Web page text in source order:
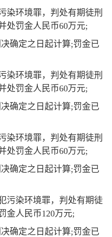
染环境罪，判处有期徒刑
处罚金人民币60万元;
确定之日起计算;罚金已
染环境罪，判处有期徒刑
处罚金人民币60万元;
确定之日起计算;罚金已
染环境罪，判处有期徒刑
处罚金人民币60万元;
确定之日起计算;罚金已
污染环境罪，判处有期徒
金人民币120万元;
确定之日起计算;罚金已